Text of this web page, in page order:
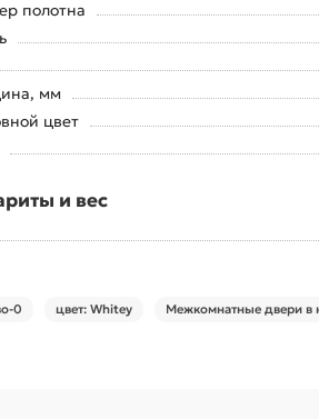
полотна
мм
цвет
и вес
0 цвет: Whitey Межкомнатные двери в